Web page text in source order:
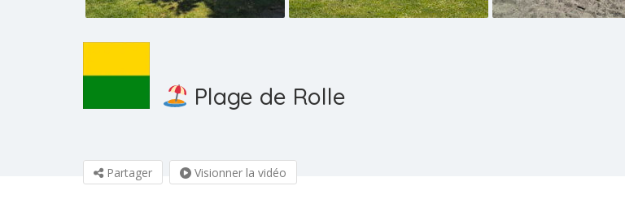
Plage de Rolle
Partager Visionner la vidéo